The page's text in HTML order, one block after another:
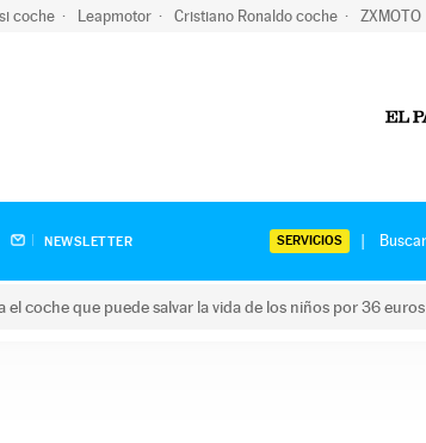
coche Leapmotor Cristiano Ronaldo coche ZXMOTO
NEWSLETTER SERVICIOS
coche que puede salvar la vida de los niños por 36 euros